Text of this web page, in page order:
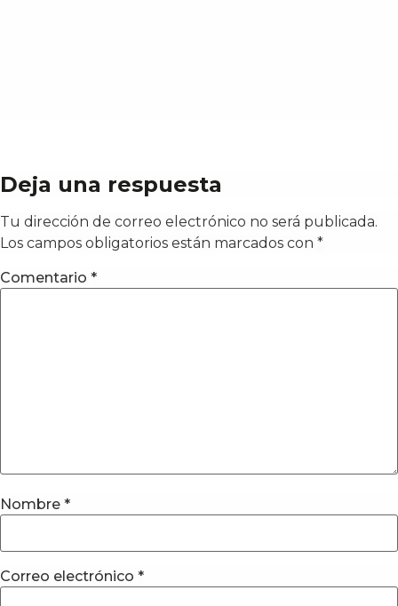
Deja una respuesta
Tu dirección de correo electrónico no será publicada.
Los campos obligatorios están marcados con *
Comentario *
Nombre *
Correo electrónico *